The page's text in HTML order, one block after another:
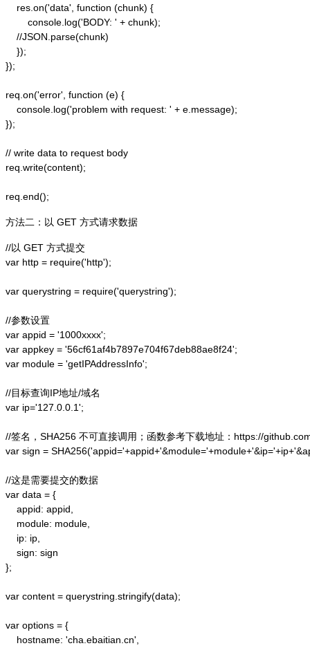
    res.on('data', function (chunk) {
        console.log('BODY: ' + chunk);
    //JSON.parse(chunk)
    });
});
req.on('error', function (e) {
    console.log('problem with request: ' + e.message);
});
// write data to request body
req.write(content);
方法二：以 GET 方式请求数据
//以 GET 方式提交
var http = require('http');
var querystring = require('querystring');
//参数设置
var appid = '1000xxxx';
var appkey = '56cf61af4b7897e704f67deb88ae8f24';
var module = 'getIPAddressInfo';
//目标查询IP地址/域名
var ip='127.0.0.1';
//签名，SHA256 不可直接调用；函数参考下载地址：https://
var sign =
//这是需要提交的数据
var data = {
    appid: appid,
    module: module,
    ip: ip,
    sign: sign
};
var content = querystring.stringify(data);
var options = {
    hostname: 'cha.ebaitian.cn',